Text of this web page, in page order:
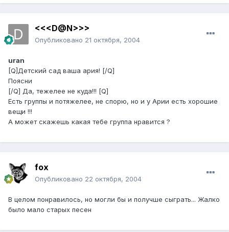
<<<D@N>>>
Опубликовано 21 октября, 2004
uran
[Q]Детский сад ваша ария! [/Q]
Поясни
[/Q] Да, тежелее не куда!!! [Q]
Есть группы и потяжелее, не спорю, но и у Арии есть хорошие
вещи !!!
А может скажешь какая тебе группа нравится ?
fox
Опубликовано 22 октября, 2004
В целом понравилось, но могли бы и получше сыграть... Жалко
было мало старых песен